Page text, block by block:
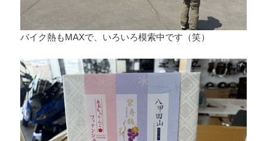
バイク熱もMAXで、いろいろ模索中です（笑）